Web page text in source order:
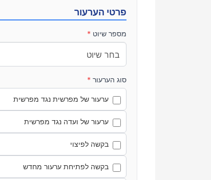
פרטי הערעור
מספר שיוט *
סוג הערעור *
ערעור של מפרשית נגד מפרשית
ערעור של ועדה נגד מפרשית
בקשה לפיצוי
בקשה לפתיחת ערעור מחדש